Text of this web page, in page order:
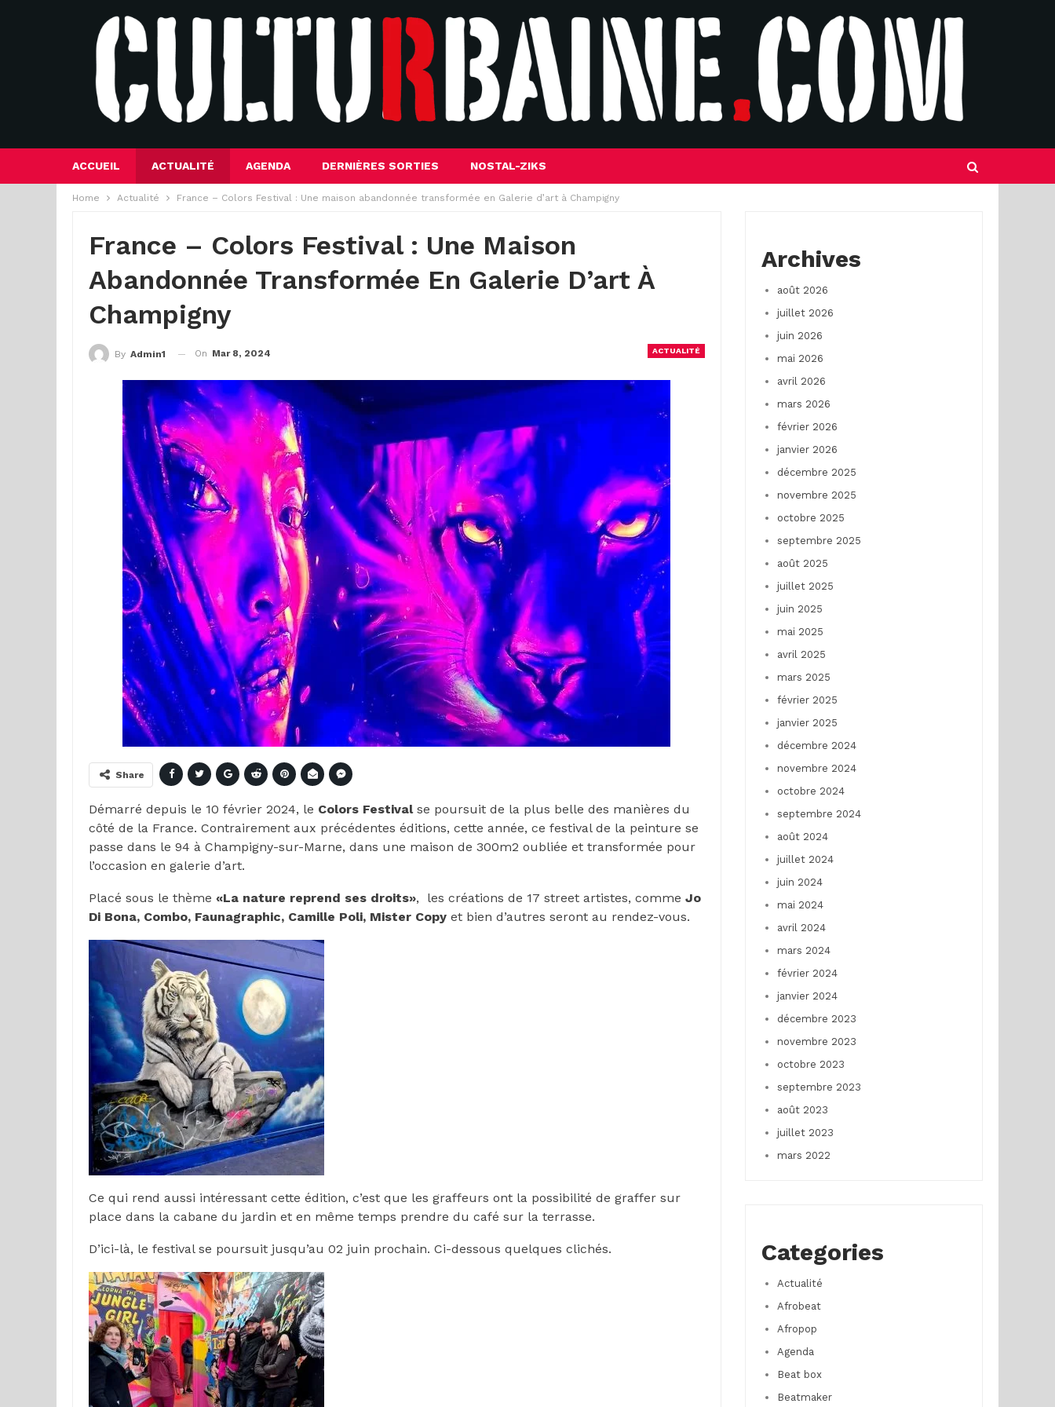
ACCUEIL ACTUALITÉ AGENDA DERNIÈRES SORTIES NOSTAL-ZIKS
Home Actualité France – Colors Festival : Une maison abandonnée transformée en Galerie d’art à Champigny
France – Colors Festival : Une Maison
Abandonnée Transformée En Galerie D’art À
Champigny
ACTUALITÉ
By Admin1 On Mar 8, 2024
Share
Démarré depuis le 10 février 2024, le Colors Festivalse poursuit de la plus belle des manières du
côté de la France. Contrairement aux précédentes éditions, cette année, ce festival de la peinture se
passe dans le 94 à Champigny-sur-Marne, dans une maison de 300m2 oubliée et transformée pour
l’occasion en galerie d’art.
Placé sous le thème «La nature reprend ses droits», les créations de 17 street artistes, comme Jo
Di Bona, Combo, Faunagraphic, Camille Poli, Mister Copy et bien d’autres seront au rendez-vous.
Ce qui rend aussi intéressant cette édition, c’est que les graffeurs ont la possibilité de graffer sur
place dans la cabane du jardin et en même temps prendre du café sur la terrasse.
D’ici-là, le festival se poursuit jusqu’au 02 juin prochain. Ci-dessous quelques clichés.
Archives
août 2026
juillet 2026
juin 2026
mai 2026
avril 2026
mars 2026
février 2026
janvier 2026
décembre 2025
novembre 2025
octobre 2025
septembre 2025
août 2025
juillet 2025
juin 2025
mai 2025
avril 2025
mars 2025
février 2025
janvier 2025
décembre 2024
novembre 2024
octobre 2024
septembre 2024
août 2024
juillet 2024
juin 2024
mai 2024
avril 2024
mars 2024
février 2024
janvier 2024
décembre 2023
novembre 2023
octobre 2023
septembre 2023
août 2023
juillet 2023
mars 2022
Categories
Actualité
Afrobeat
Afropop
Agenda
Beat box
Beatmaker